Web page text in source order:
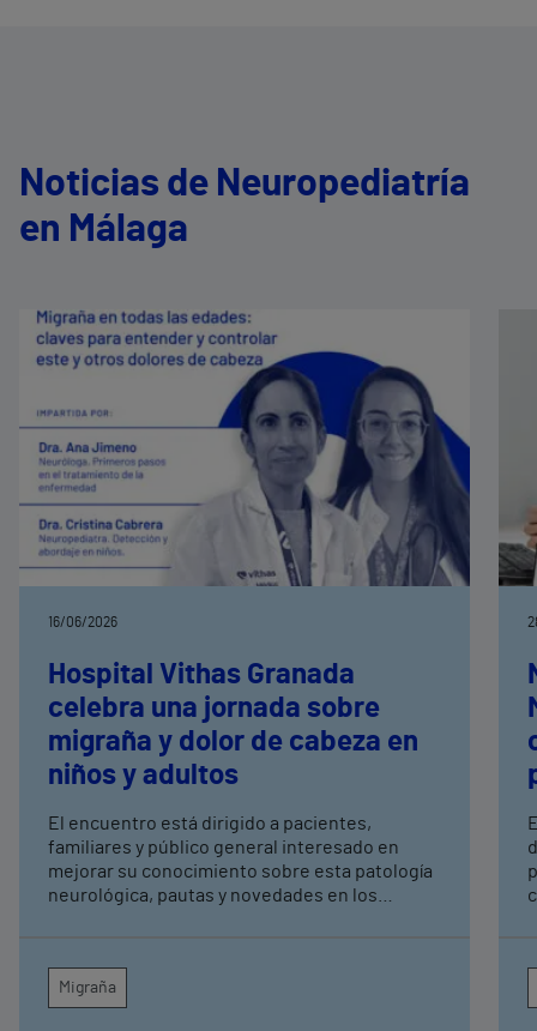
Noticias de Neuropediatría
en Málaga
16/06/2026
Hospital Vithas Granada
celebra una jornada sobre
migraña y dolor de cabeza en
niños y adultos
El encuentro está dirigido a pacientes,
familiares y público general interesado en
mejorar su conocimiento sobre esta patología
neurológica, pautas y novedades en los
Migraña